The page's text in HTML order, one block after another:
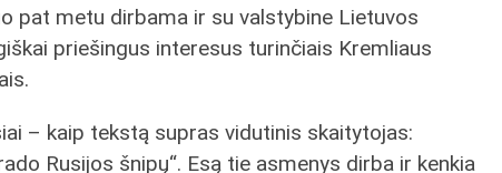
pat metu dirbama ir su valstybine Lietuvos
priešingus interesus turinčiais Kremliaus
– kaip tekstą supras vidutinis skaitytojas:
Rusijos šnipų“. Esą tie asmenys dirba ir kenkia